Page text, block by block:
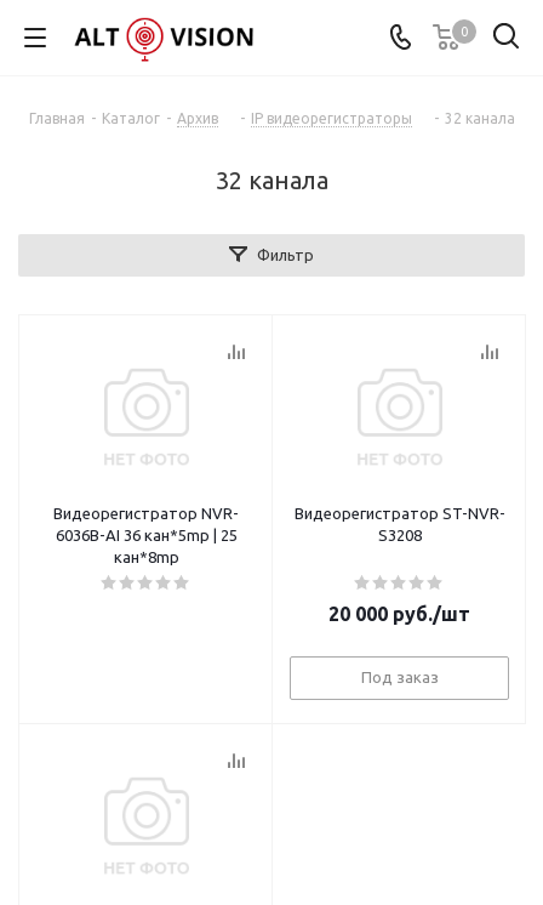
0
Главная - Каталог - Архив - IP видеорегистраторы - 32 канала
32 канала
Фильтр
Видеорегистратор NVR-
6036B-AI 36 кан*5mp | 25
кан*8mp
Видеорегистратор ST-NVR-
S3208
20 000 руб./шт
Под заказ